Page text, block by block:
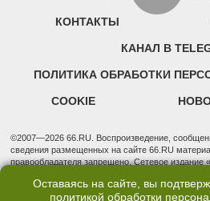
КОНТАКТЫ
КАНАЛ В
ПОЛИТИКА ОБРАБОТКИ
COOKIE
©2007—2026 66.RU. Воспроизведение,
сведения размещенных на сайте 66.RU
правообладателя запрещено. Сетевое издание
надзору в сфере связи, информационных
(Роскомнадзор). Регистрационный номер ЭЛ №
Оставаясь на сайте, вы
политикой обработки